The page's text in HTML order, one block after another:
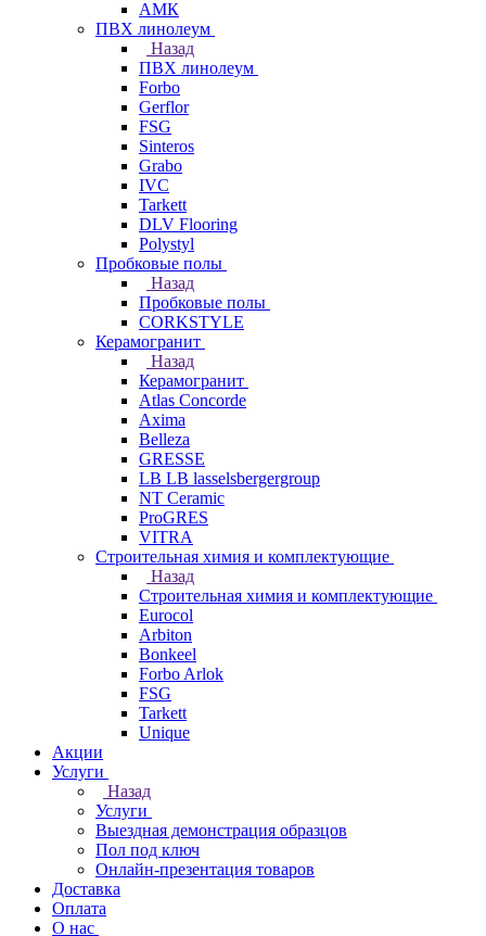
АМК
ПВХ линолеум
Назад
ПВХ линолеум
Forbo
Gerflor
FSG
Sinteros
Grabo
IVC
Tarkett
DLV Flooring
Polystyl
Пробковые полы
Назад
Пробковые полы
CORKSTYLE
Керамогранит
Назад
Керамогранит
Atlas Concorde
Axima
Belleza
GRESSE
LB LB lasselsbergergroup
NT Ceramic
ProGRES
VITRA
Строительная химия и комплектующие
Назад
Строительная химия и комплектующие
Eurocol
Arbiton
Bonkeel
Forbo Arlok
FSG
Tarkett
Unique
Акции
Услуги
Назад
Услуги
Выездная демонстрация образцов
Пол под ключ
Онлайн-презентация товаров
Доставка
Оплата
О нас